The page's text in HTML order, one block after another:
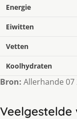
Energie
Eiwitten
Vetten
Koolhydraten
Bron: Allerhande 07
Veelgestelde